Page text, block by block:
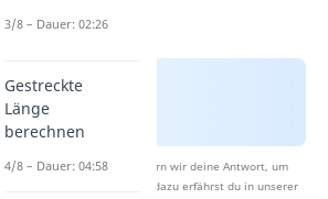
Nach Beantwortung speichern wir deine Antwort, um
Studyflix zu verbessern. Mehr dazu erfährst du in unserer
3/8 – Dauer: 02:26
Gestreckte
Länge
berechnen
4/8 – Dauer: 04:58